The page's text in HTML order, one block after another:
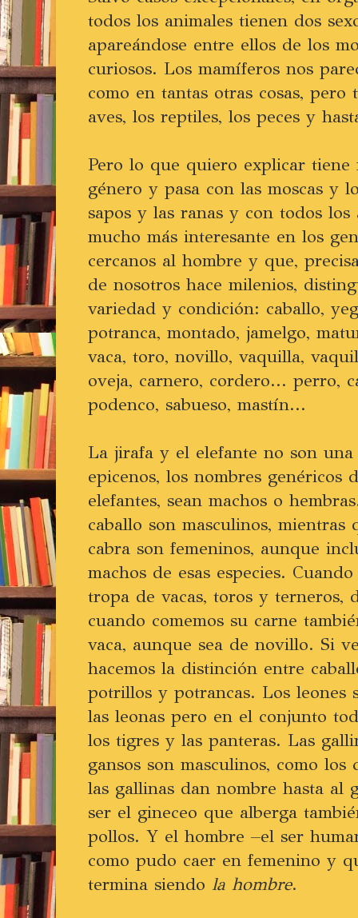
todos los animales tienen dos
apareándose entre ellos de los
curiosos. Los mamíferos nos
como en tantas otras cosas, pero
aves, los reptiles, los peces y
Pero lo que quiero explicar tiene
género y pasa con las moscas y
sapos y las ranas y con todos
mucho más interesante en los
cercanos al hombre y que,
de nosotros hace milenios,
variedad y condición: caballo,
potranca, montado, jamelgo,
vaca, toro, novillo, vaquilla,
oveja, carnero, cordero... perro,
podenco, sabueso, mastín...
La jirafa y el elefante no son
epicenos, los nombres genéricos
elefantes, sean machos o
caballo son masculinos,
cabra son femeninos, aunque
machos de esas especies.
tropa de vacas, toros y terneros,
cuando comemos su carne
vaca, aunque sea de novillo. Si
hacemos la distinción entre
potrillos y potrancas. Los leones
las leonas pero en el conjunto
los tigres y las panteras. Las
gansos son masculinos, como
las gallinas dan nombre hasta al
ser el gineceo que alberga
pollos. Y el hombre –el ser
como pudo caer en femenino y
termina siendo la hombre.